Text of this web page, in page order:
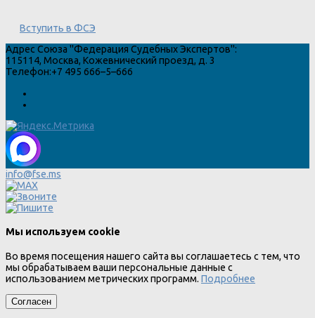
Вступить в ФСЭ
Адрес Союза "Федерация Судебных Экспертов":
115114, Москва, Кожевнический проезд, д. 3
Телефон:+7 495 666–5–666
info@fse.ms
Мы используем cookie
Во время посещения нашего сайта вы соглашаетесь с тем, что
мы обрабатываем ваши персональные данные с
использованием метрических программ. Подробнее
Согласен